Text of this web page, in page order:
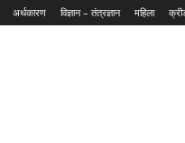
अर्थकारण विज्ञान – तंत्रज्ञान महिला